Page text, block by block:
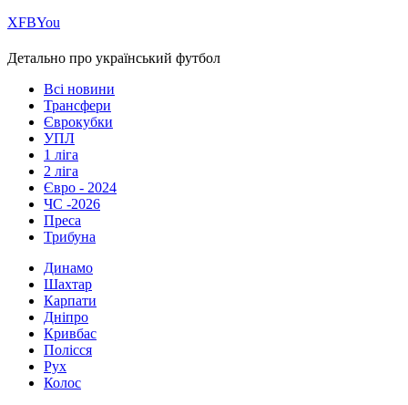
ХFBYou
Детально про український футбол
Всі новини
Трансфери
Єврокубки
УПЛ
1 ліга
2 ліга
Євро - 2024
ЧС -2026
Преса
Трибуна
Динамо
Шахтар
Карпати
Дніпро
Кривбас
Полісся
Рух
Колос